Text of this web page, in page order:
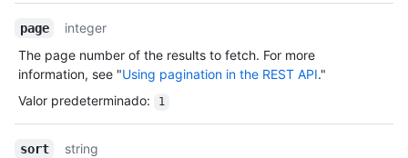
page
integer
The page number of the results to fetch. For more
information, see "Using pagination in the REST API."
Valor predeterminado: 1
sort
string